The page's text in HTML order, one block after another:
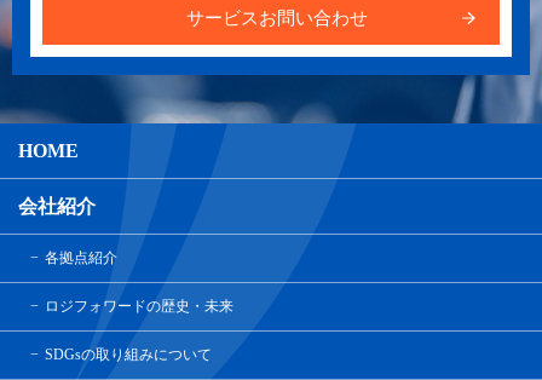
サービスお問い合わせ
HOME
会社紹介
各拠点紹介
ロジフォワードの歴史・未来
SDGsの取り組みについて